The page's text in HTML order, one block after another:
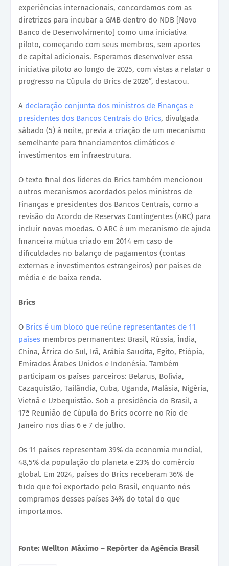
experiências internacionais, concordamos com as
diretrizes para incubar a GMB dentro do NDB [Novo
Banco de Desenvolvimento] como uma iniciativa
piloto, começando com seus membros, sem aportes
de capital adicionais. Esperamos desenvolver essa
iniciativa piloto ao longo de 2025, com vistas a relatar o
progresso na Cúpula do Brics de 2026”, destacou.
A declaração conjunta dos ministros de Finanças e
presidentes dos Bancos Centrais do Brics, divulgada
sábado (5) à noite, previa a criação de um mecanismo
semelhante para financiamentos climáticos e
investimentos em infraestrutura.
O texto final dos líderes do Brics também mencionou
outros mecanismos acordados pelos ministros de
Finanças e presidentes dos Bancos Centrais, como a
revisão do Acordo de Reservas Contingentes (ARC) para
incluir novas moedas. O ARC é um mecanismo de ajuda
financeira mútua criado em 2014 em caso de
dificuldades no balanço de pagamentos (contas
externas e investimentos estrangeiros) por países de
média e de baixa renda.
Brics
O Brics é um bloco que reúne representantes de 11
países membros permanentes: Brasil, Rússia, Índia,
China, África do Sul, Irã, Arábia Saudita, Egito, Etiópia,
Emirados Árabes Unidos e Indonésia. Também
participam os países parceiros: Belarus, Bolívia,
Cazaquistão, Tailândia, Cuba, Uganda, Malásia, Nigéria,
Vietnã e Uzbequistão. Sob a presidência do Brasil, a
17ª Reunião de Cúpula do Brics ocorre no Rio de
Janeiro nos dias 6 e 7 de julho.
Os 11 países representam 39% da economia mundial,
48,5% da população do planeta e 23% do comércio
global. Em 2024, países do Brics receberam 36% de
tudo que foi exportado pelo Brasil, enquanto nós
compramos desses países 34% do total do que
importamos.
Fonte: Wellton Máximo – Repórter da Agência Brasil